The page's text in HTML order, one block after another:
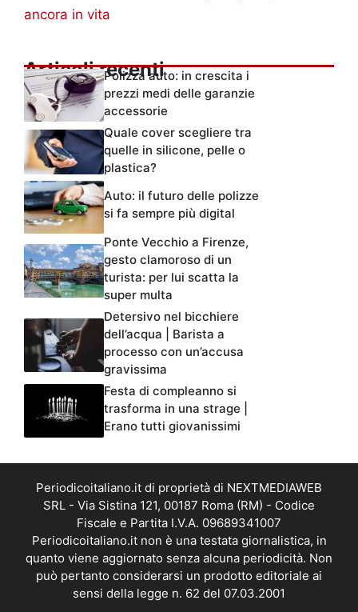
ancora in vita
Articoli recentiPolizza auto: in crescita i
prezzi medi delle garanzie
accessorie
Quale cover scegliere tra
quelle in silicone, pelle o
plastica?
Auto: il futuro delle polizze
si fa sempre più digital
Ponte Vecchio a Firenze,
gesto clamoroso di un
turista: per lui scatta la
super multa
Detersivo nel bicchiere
dell’acqua | Barista a
processo con un’accusa
gravissima
Festa di compleanno si
trasforma in una strage |
Erano tutti giovanissimi
Periodicoitaliano.it di proprietà di NEXTMEDIAWEB
SRL - Via Sistina 121, 00187 Roma (RM) - Codice
Fiscale e Partita I.V.A. 09689341007
Periodicoitaliano.it non è una testata giornalistica, in
quanto viene aggiornato senza alcuna periodicità. Non
può pertanto considerarsi un prodotto editoriale ai
sensi della legge n. 62 del 07.03.2001